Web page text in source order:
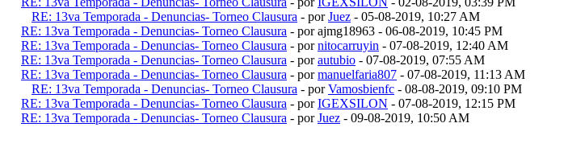
RE: 13va Temporada - Denuncias- Torneo Clausura - porJuez - 05-08-2019, 10:27 AM
RE: 13va Temporada - Denuncias- Torneo Clausura - por ajmg18963 - 06-08-2019, 10:45 PM
RE: 13va Temporada - Denuncias- Torneo Clausura - pornitocarruyin - 07-08-2019, 12:40 AM
RE: 13va Temporada - Denuncias- Torneo Clausura - porautubio - 07-08-2019, 07:55 AM
RE: 13va Temporada - Denuncias- Torneo Clausura - pormanuelfaria807 - 07-08-2019, 11:13 AM
RE: 13va Temporada - Denuncias- Torneo Clausura - porVamosbienfc - 08-08-2019, 09:10 PM
RE: 13va Temporada - Denuncias- Torneo Clausura - porIGEXSILON - 07-08-2019, 12:15 PM
RE: 13va Temporada - Denuncias- Torneo Clausura - porJuez - 09-08-2019, 10:50 AM